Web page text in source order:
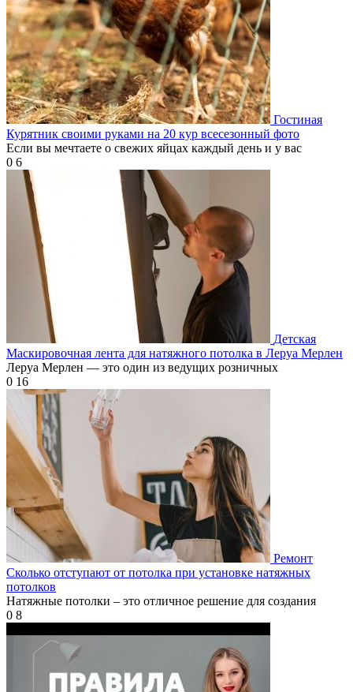
Гостиная
Курятник своими руками на 20 кур всесезонный фото
Если вы мечтаете о свежих яйцах каждый день и у вас
0 6
Детская
Маскировочная лента для натяжного потолка в Леруа Мерлен
Леруа Мерлен — это один из ведущих розничных
0 16
Ремонт
Сколько отступают от потолка при установке натяжных
потолков
Натяжные потолки – это отличное решение для создания
0 8